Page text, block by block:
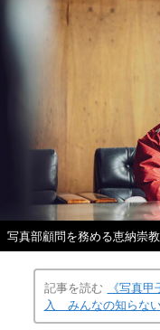
写真部顧問を務める恵納崇
記事を読む
《写真
入 みんなの知らな